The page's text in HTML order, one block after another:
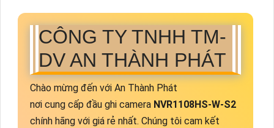
CÔNG TY TNHH TM-
DV AN THÀNH PHÁT
Chào mừng đến với An Thành Phát
nơi cung cấp đầu ghi camera NVR1108HS-W-S2
chính hãng với giá rẻ nhất. Chúng tôi cam kết